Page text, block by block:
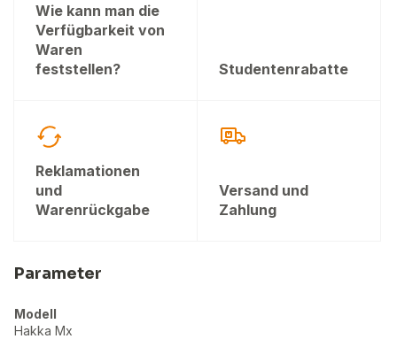
Wie kann man die
Verfügbarkeit von
Waren
feststellen?
Studentenrabatte
Reklamationen
und
Warenrückgabe
Versand und
Zahlung
Parameter
Modell
Hakka Mx